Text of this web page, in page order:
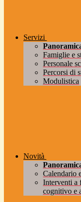
Servizi
Famiglie e
Personale
Percorsi di
Modulistica
Novità
Calendario
Interventi a
cognitivo e